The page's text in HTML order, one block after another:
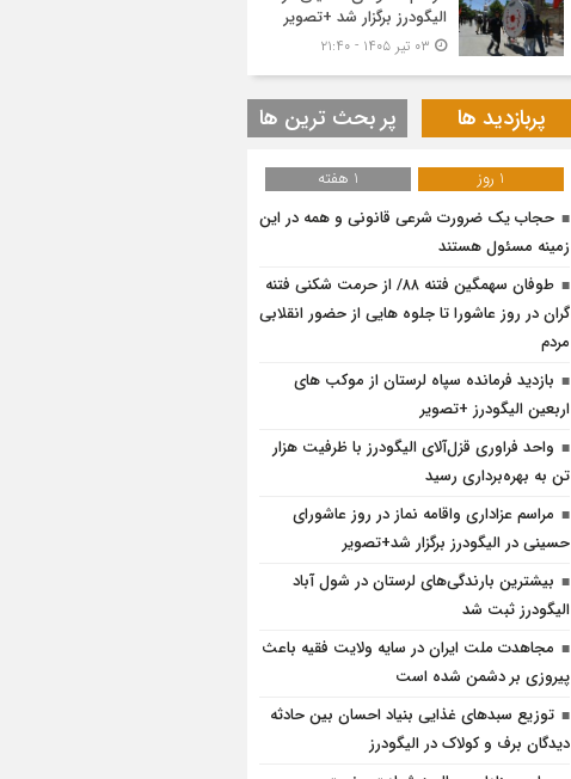
الیگودرز برگزار شد +تصویر
پربازدید ها پر بحث ترین ها
1 روز
1 هفته
حجاب یک ضرورت شرعی قانونی و همه در این
زمینه مسئول هستند
طوفان سهمگین فتنه ۸۸/ از حرمت شکنی فتنه
گران در روز عاشورا تا جلوه هایی از حضور انقلابی
مردم
بازدید فرمانده سپاه لرستان از موکب های
اربعین الیگودرز +تصویر
واحد فراوری قزل‌آلای الیگودرز با ظرفیت هزار
تن به بهره‌برداری رسید
مراسم عزاداری واقامه نماز در روز عاشورای
حسینی در الیگودرز برگزار شد+تصویر
بیشترین بارندگی‌های لرستان در شول آباد
الیگودرز ثبت شد
مجاهدت ملت ایران در سایه ولایت فقیه باعث
پیروزی بر دشمن شده است
توزیع سبدهای غذایی بنیاد احسان بین حادثه
دیدگان برف و کولاک در الیگودرز